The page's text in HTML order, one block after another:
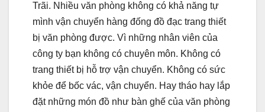
Trãi. Nhiều văn phòng không có khả năng tự
mình vận chuyển hàng đống đồ đạc trang thiết
bị văn phòng được. Vì những nhân viên của
công ty bạn không có chuyên môn. Không có
trang thiết bị hỗ trợ vận chuyển. Không có sức
khỏe để bốc vác, vận chuyển. Hay tháo hay lắp
đặt những món đồ như bàn ghế của văn phòng